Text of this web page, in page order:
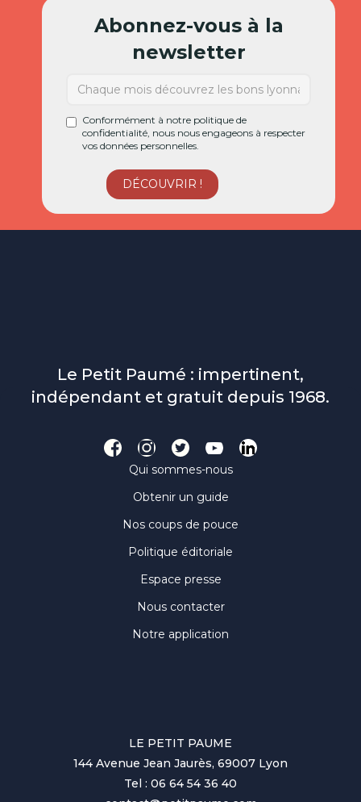
Abonnez-vous à la
newsletter
Conformément à notre politique de
confidentialité, nous nous engageons à respecter
vos données personnelles.
Le Petit Paumé : impertinent,
indépendant et gratuit depuis 1968.
Qui sommes-nous
Obtenir un guide
Nos coups de pouce
Politique éditoriale
Espace presse
Nous contacter
Notre application
LE PETIT PAUME
144 Avenue Jean Jaurès, 69007 Lyon
Tel : 06 64 54 36 40